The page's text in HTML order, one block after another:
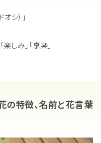
シ）」
しみ」「享楽」
の特徴、名前と花言葉